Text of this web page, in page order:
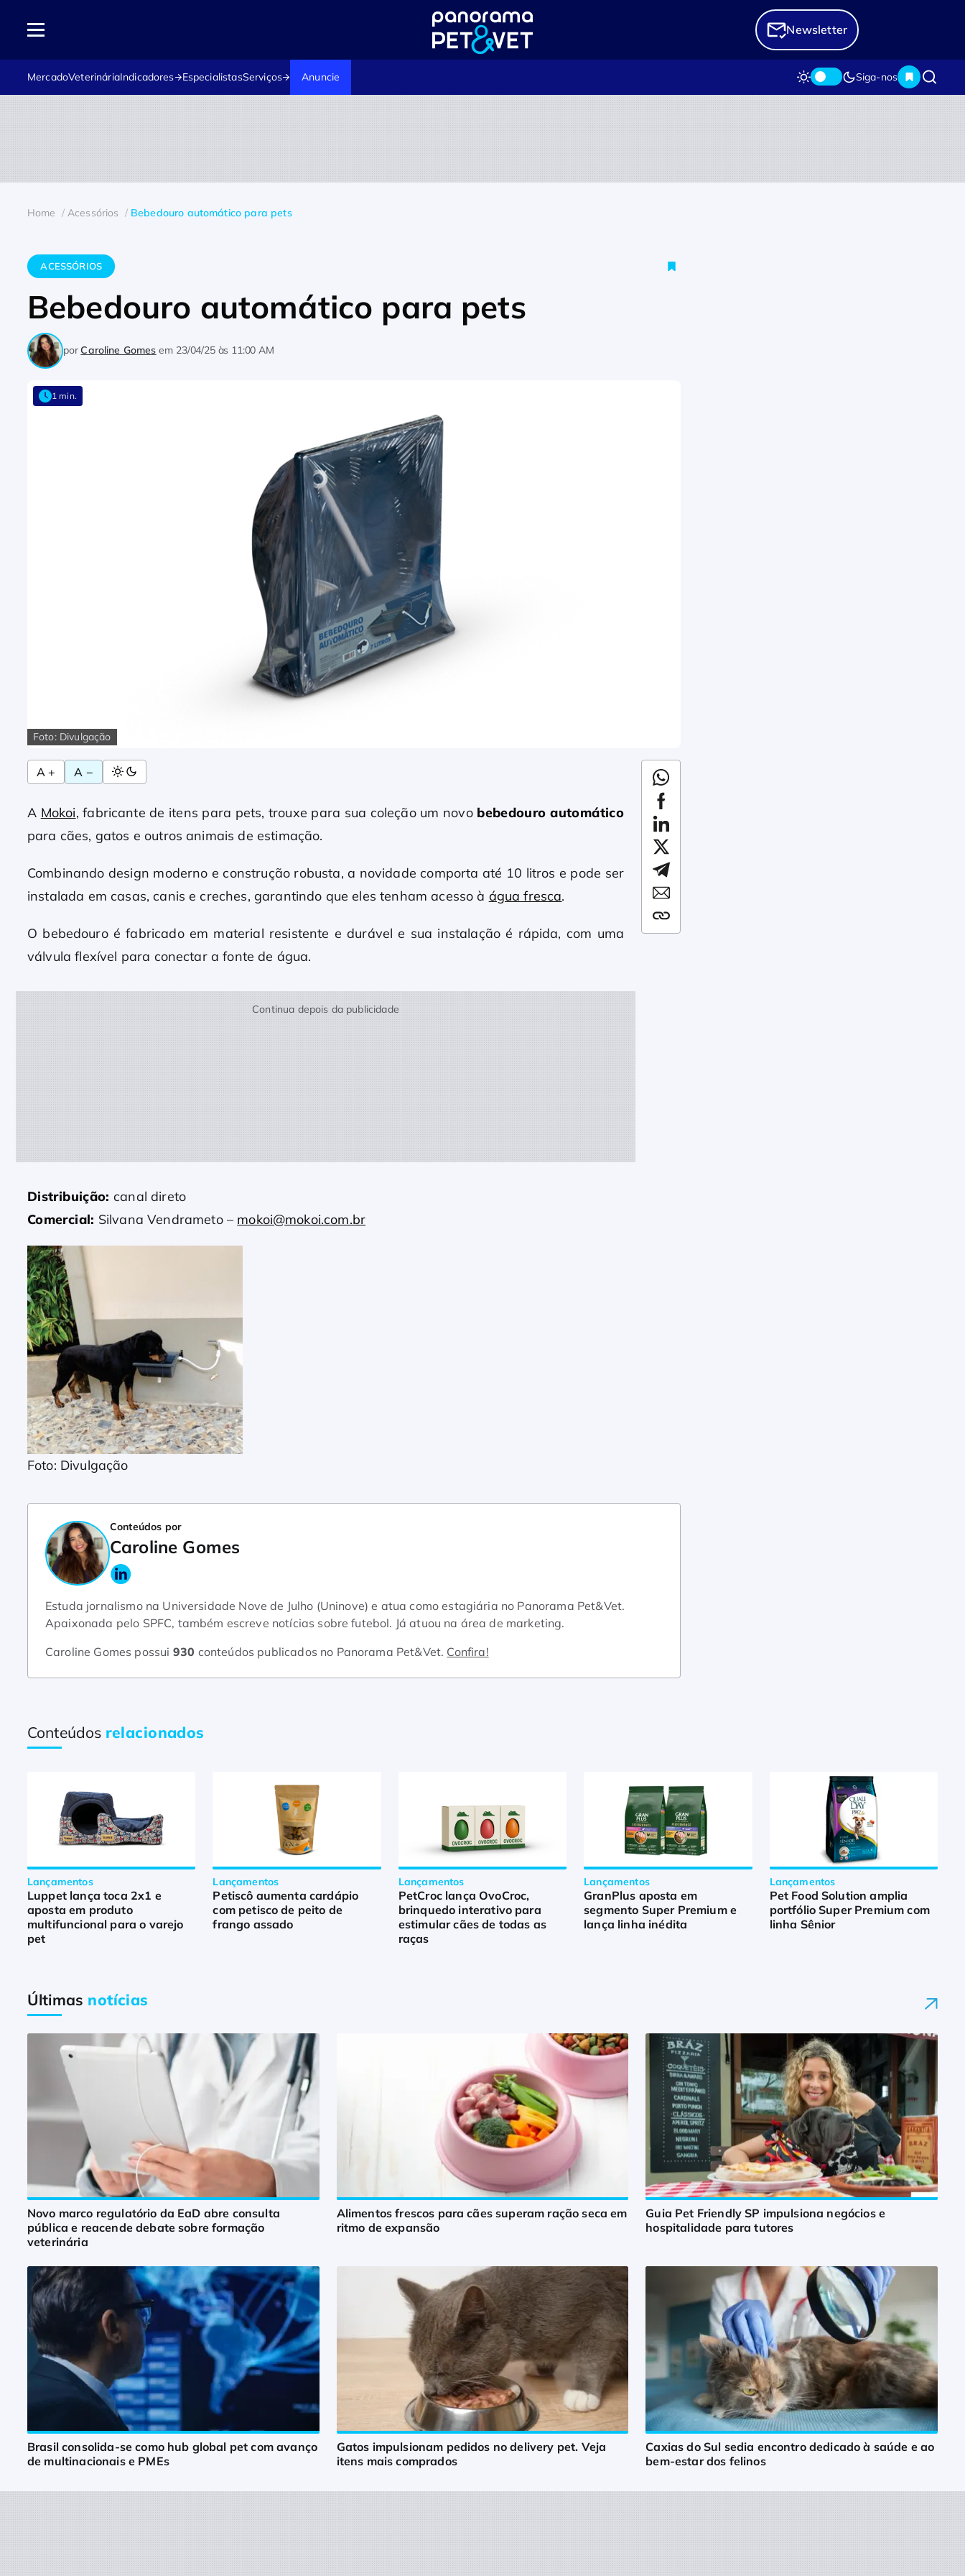
Newsletter
MercadoVeterináriaIndicadores EspecialistasServiços Anuncie Siga-nos
Home Acessórios Bebedouro automático para pets
ACESSÓRIOS
Bebedouro automático para pets
porCaroline Gomes em 23/04/25 às 11:00 AM
Foto: Divulgação
1 min.
A + A −
A Mokoi, fabricante de itens para pets, trouxe para sua coleção um novo bebedouro automático
para cães, gatos e outros animais de estimação.
Combinando design moderno e construção robusta, a novidade comporta até 10 litros e pode ser
instalada em casas, canis e creches, garantindo que eles tenham acesso à água fresca.
O bebedouro é fabricado em material resistente e durável e sua instalação é rápida, com uma
válvula flexível para conectar a fonte de água.
Continua depois da publicidade
Distribuição:canal direto
Comercial: Silvana Vendrameto – mokoi@mokoi.com.br
Foto: Divulgação
Conteúdos por
Caroline Gomes
Estuda jornalismo na Universidade Nove de Julho (Uninove) e atua como estagiária no Panorama Pet&Vet.
Apaixonada pelo SPFC, também escreve notícias sobre futebol. Já atuou na área de marketing.
Caroline Gomes possui 930 conteúdos publicados no Panorama Pet&Vet. Confira!
Conteúdos relacionados
Lançamentos
Luppet lança toca 2x1 e
aposta em produto
multifuncional para o varejo
pet
Lançamentos
Petiscô aumenta cardápio
com petisco de peito de
frango assado
Lançamentos
PetCroc lança OvoCroc,
brinquedo interativo para
estimular cães de todas as
raças
Lançamentos
GranPlus aposta em
segmento Super Premium e
lança linha inédita
Lançamentos
Pet Food Solution amplia
portfólio Super Premium com
linha Sênior
Últimas notícias
Novo marco regulatório da EaD abre consulta
pública e reacende debate sobre formação
veterinária
Alimentos frescos para cães superam ração seca em
ritmo de expansão
Guia Pet Friendly SP impulsiona negócios e
hospitalidade para tutores
Brasil consolida-se como hub global pet com avanço
de multinacionais e PMEs
Gatos impulsionam pedidos no delivery pet. Veja
itens mais comprados
Caxias do Sul sedia encontro dedicado à saúde e ao
bem-estar dos felinos